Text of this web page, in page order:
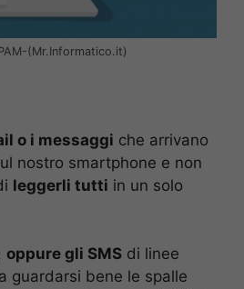
(Mr.Informatico.it)
o i messaggi che arrivano
nostro smartphone e non
leggerli tutti in un solo
oppure gli SMS di linee
guardarsi bene le spalle